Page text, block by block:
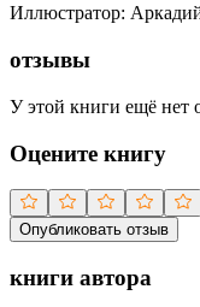
Иллюстратор:
отзывы
У этой книги ещё нет
Оцените книгу
Опубликовать отзыв
книги автора